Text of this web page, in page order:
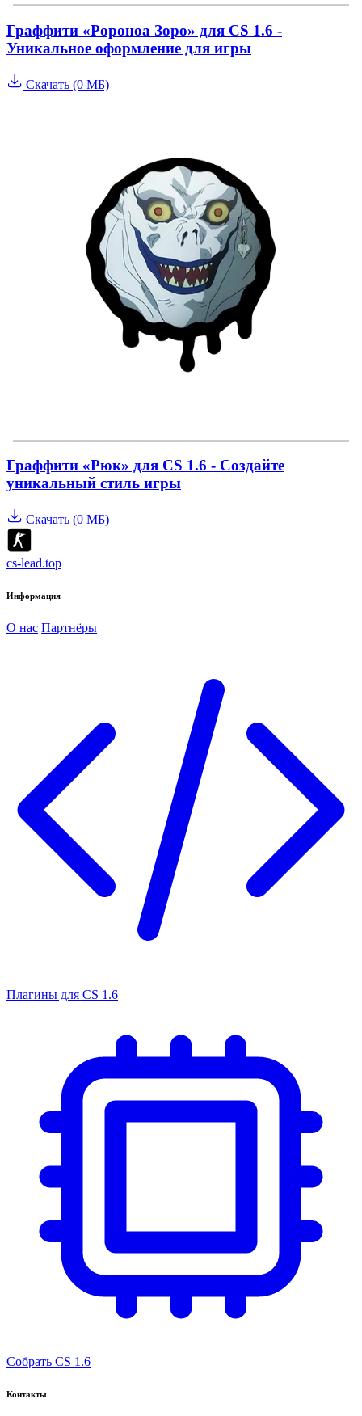
Граффити «Ророноа Зоро» для CS 1.6 -
Уникальное оформление для игры
Скачать (0 МБ)
Граффити «Рюк» для CS 1.6 - Создайте
уникальный стиль игры
Скачать (0 МБ)
cs-lead.top
Информация
О нас Партнёры
Плагины для CS 1.6
Собрать CS 1.6
Контакты